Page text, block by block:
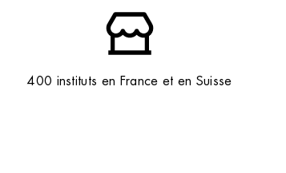
400 instituts en France et en Suisse